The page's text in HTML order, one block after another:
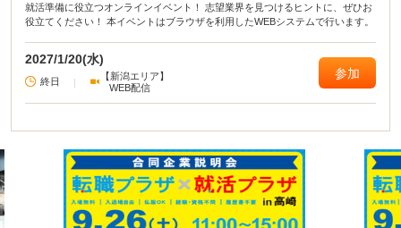
就活準備に役立つオンラインイベント！ 志望業界を見つけるヒントに、ぜひお
役立てください！ 本イベントはブラウザを利用したWEBシステムで行います。
2027/1/20(水)
終日 |
【新潟エリア】
WEB配信
参加